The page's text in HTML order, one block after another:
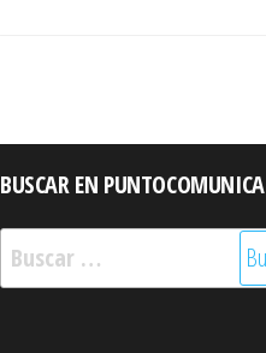
BUSCAR EN PUNTOCOMUNICA
Buscar: